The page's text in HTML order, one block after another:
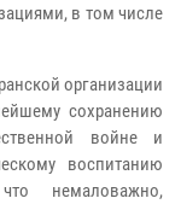
в том числе
организации
сохранению
войне и
воспитанию
немаловажно,